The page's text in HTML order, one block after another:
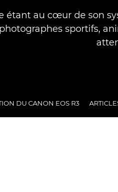
étant au cœur de son
sportifs,
DU CANON EOS R3